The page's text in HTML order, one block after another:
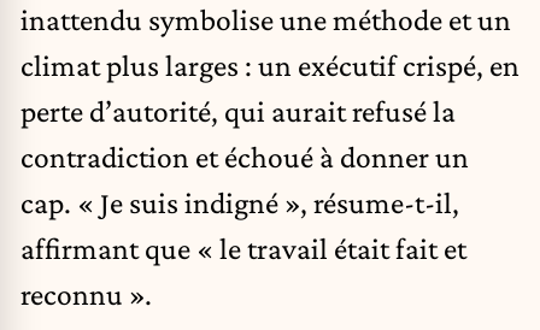
inattendu symbolise une méthode et un
climat plus larges : un exécutif crispé, en
perte d’autorité, qui aurait refusé la
contradiction et échoué à donner un
cap. « Je suis indigné », résume-t-il,
affirmant que « le travail était fait et
reconnu ».